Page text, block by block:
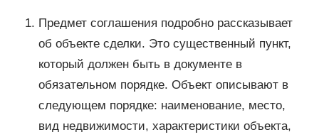
Предмет соглашения подробно рассказывает
об объекте сделки. Это существенный пункт,
который должен быть в документе в
обязательном порядке. Объект описывают в
следующем порядке: наименование, место,
вид недвижимости, характеристики объекта,